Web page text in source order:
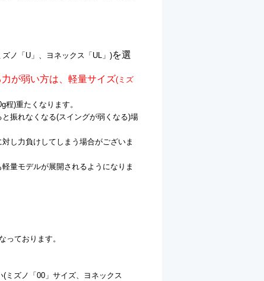
ズノ「U」、ヨネックス「UL」)を選
が弱い方は、軽量サイズ(ミズ
)重たくなります。
振れなくなる(スイングが弱くなる)場
し力負けしてしまう場合がございま
量モデルが展開されるようになりま
っております。
ミズノ「00」サイズ、ヨネックス